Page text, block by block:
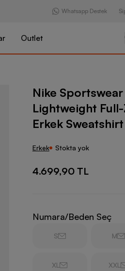
Whatsapp Destek
Outlet
Sportswear Tech Fleece
Nike
Lightweight
Erkek Sweatshirt
Erkek Stokta yok
4.699,90 TL
Numara/Beden Seç
S M
XL XXL